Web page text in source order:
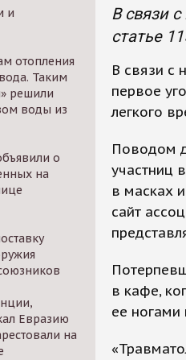
и
отопления
Таким
решили
воды из
о
на
Евразию
на
В связи
статье
В связи с
первое
легкого
Поводом
участниц
в масках
сайт
в кафе,
ее ногами